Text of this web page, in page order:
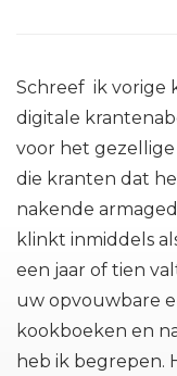
Schreef ik vorige
digitale
voor het gezellige
die kranten dat
nakende
klinkt inmiddels
een jaar of tien
uw opvouwbare
kookboeken en
heb ik begrepen.